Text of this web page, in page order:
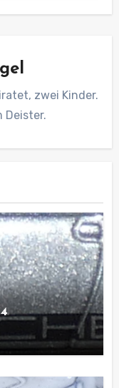
zwei Kinder.
Deister.